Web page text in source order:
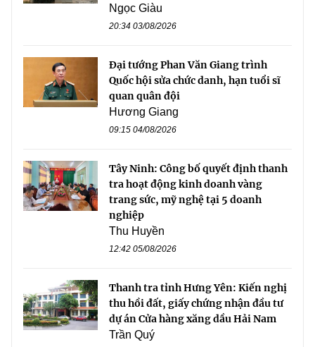
Ngọc Giàu
20:34 03/08/2026
Đại tướng Phan Văn Giang trình
Quốc hội sửa chức danh, hạn tuổi sĩ
quan quân đội
Hương Giang
09:15 04/08/2026
Tây Ninh: Công bố quyết định thanh
tra hoạt động kinh doanh vàng
trang sức, mỹ nghệ tại 5 doanh
nghiệp
Thu Huyền
12:42 05/08/2026
Thanh tra tỉnh Hưng Yên: Kiến nghị
thu hồi đất, giấy chứng nhận đầu tư
dự án Cửa hàng xăng dầu Hải Nam
Trần Quý